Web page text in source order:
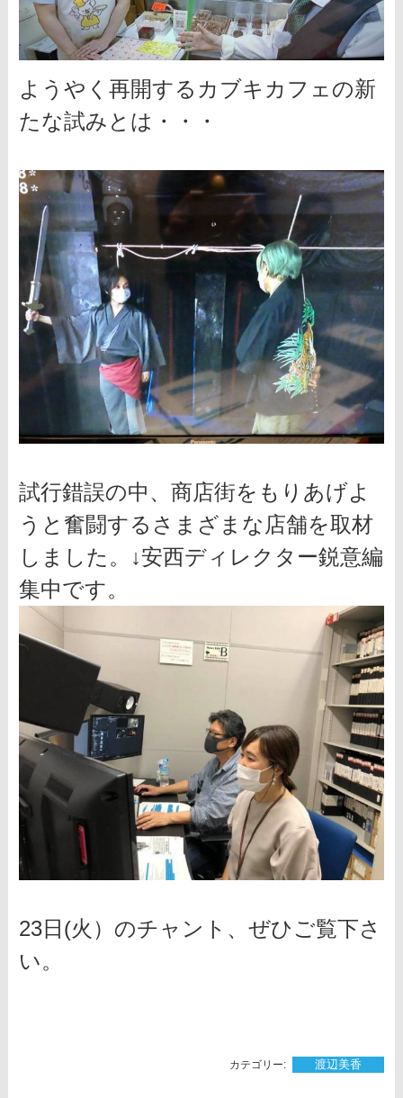
ようやく再開するカブキカフェの新
たな試みとは・・・
試行錯誤の中、商店街をもりあげよ
うと奮闘するさまざまな店舗を取材
しました。↓安西ディレクター鋭意編
集中です。
23日(火）のチャント、ぜひご覧下さ
い。
渡辺美香